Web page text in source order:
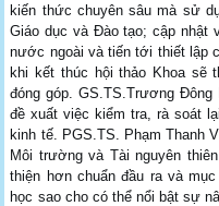
kiến thức chuyên sâu mà sử
Giáo dục và Đào tạo; cập nhật
nước ngoài và tiến tới thiết lập
khi kết thúc hội thảo Khoa sẽ
đóng góp. GS.TS.Trương
đề xuất việc kiểm tra, rà soát
kinh tế. PGS.TS. Phạm Thanh
Môi trường và Tài nguyên
thiện hơn chuẩn đầu ra và
học sao cho có thể nổi bật sự